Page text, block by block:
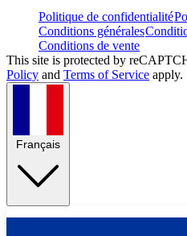
Politique de confidentialité
Conditions générales
Conditions de vente
This site is protected by
Policy and Terms of Service apply.
Français